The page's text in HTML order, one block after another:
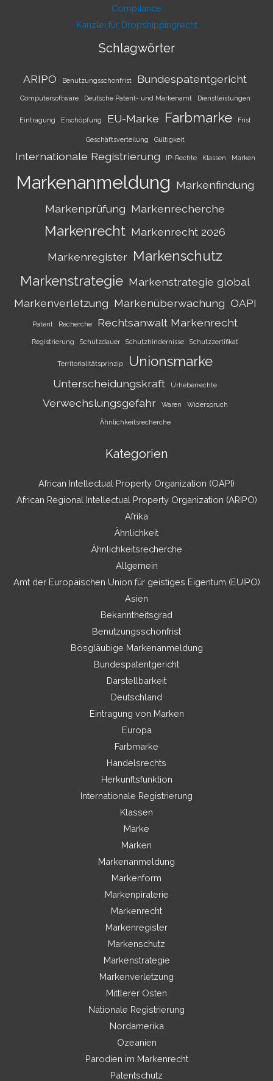
Compliance
Kanzlei für Dropshippingrecht
Schlagwörter
ARIPO Benutzungsschonfrist Bundespatentgericht
Computersoftware Deutsche Patent- und Markenamt Dienstleistungen
Eintragung Erschöpfung EU-Marke Farbmarke Frist
Geschäftsverteilung Gültigkeit
Internationale Registrierung IP-Rechte Klassen Marken
Markenanmeldung Markenfindung
Markenprüfung Markenrecherche
Markenrecht Markenrecht 2026
Markenregister Markenschutz
Markenstrategie Markenstrategie global
Markenverletzung Markenüberwachung OAPI
Patent Recherche Rechtsanwalt Markenrecht
Registrierung Schutzdauer Schutzhindernisse Schutzzertifikat
Territorialitätsprinzip Unionsmarke
Unterscheidungskraft Urheberrechte
Verwechslungsgefahr Waren Widerspruch
Ähnlichkeitsrecherche
Kategorien
African Intellectual Property Organization (OAPI)
African Regional Intellectual Property Organization (ARIPO)
Afrika
Ähnlichkeit
Ähnlichkeitsrecherche
Allgemein
Amt der Europäischen Union für geistiges Eigentum (EUIPO)
Asien
Bekanntheitsgrad
Benutzungsschonfrist
Bösgläubige Markenanmeldung
Bundespatentgericht
Darstellbarkeit
Deutschland
Eintragung von Marken
Europa
Farbmarke
Handelsrechts
Herkunftsfunktion
Internationale Registrierung
Klassen
Marke
Marken
Markenanmeldung
Markenform
Markenpiraterie
Markenrecht
Markenregister
Markenschutz
Markenstrategie
Markenverletzung
Mittlerer Osten
Nationale Registrierung
Nordamerika
Ozeanien
Parodien im Markenrecht
Patentschutz